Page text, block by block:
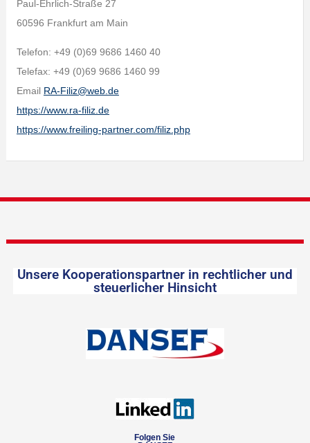
Paul-Ehrlich-Straße 27
60596 Frankfurt am Main
Telefon: +49 (0)69 9686 1460 40
Telefax: +49 (0)69 9686 1460 99
Email RA-Filiz@web.de
https://www.ra-filiz.de
https://www.freiling-partner.com/filiz.php
Unsere Kooperationspartner in rechtlicher und
steuerlicher Hinsicht
Folgen Sie